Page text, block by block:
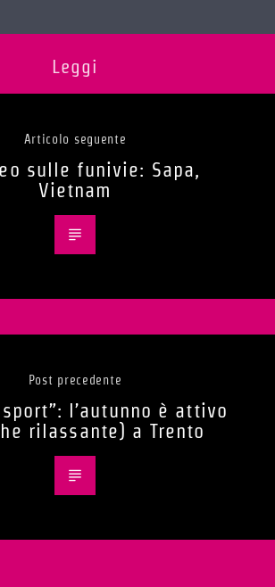
Leggi
Articolo seguente
sulle funivie: Sapa,
Vietnam
Post precedente
l’autunno è attivo
rilassante) a Trento